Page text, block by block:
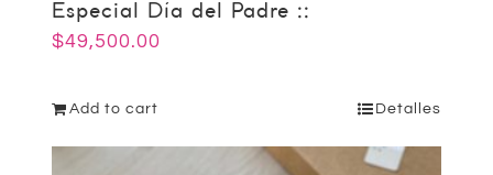
Especial Día del Padre ::
$49,500.00
Add to cart Detalles